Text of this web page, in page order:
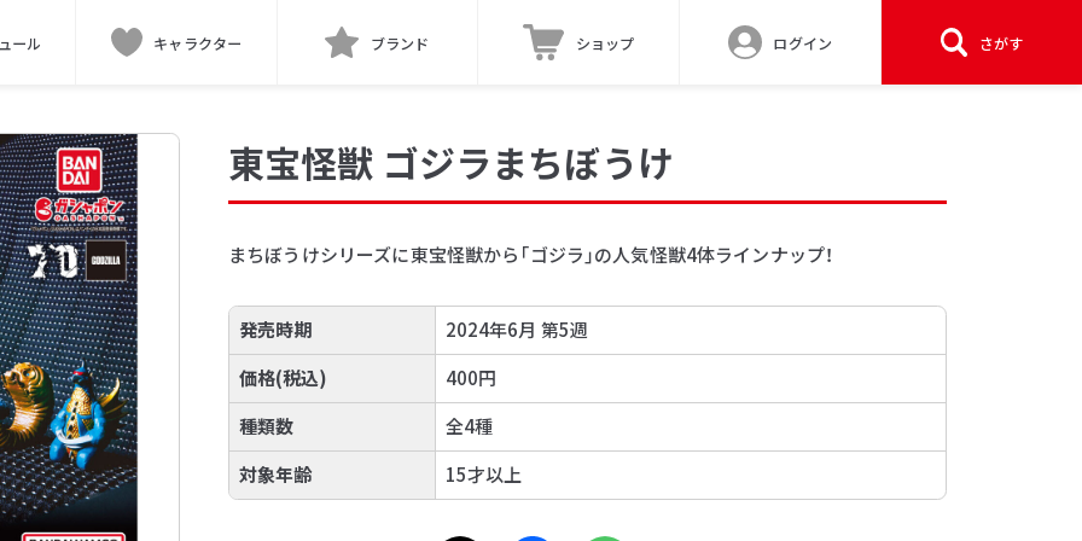
ール キャラクター ブランド ショップ ログイン さがす
東宝怪獣 ゴジラまちぼうけ
まちぼうけシリーズに東宝怪獣から「ゴジラ」の人気怪獣4体ラインナップ！
発売時期
2024年6月 第5週
価格(税込)
400円
種類数
全4種
対象年齢
15才以上